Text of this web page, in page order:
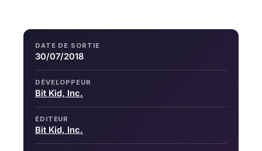
DATE DE SORTIE
30/07/2018
DÉVELOPPEUR
Bit Kid, Inc.
ÉDITEUR
Bit Kid, Inc.